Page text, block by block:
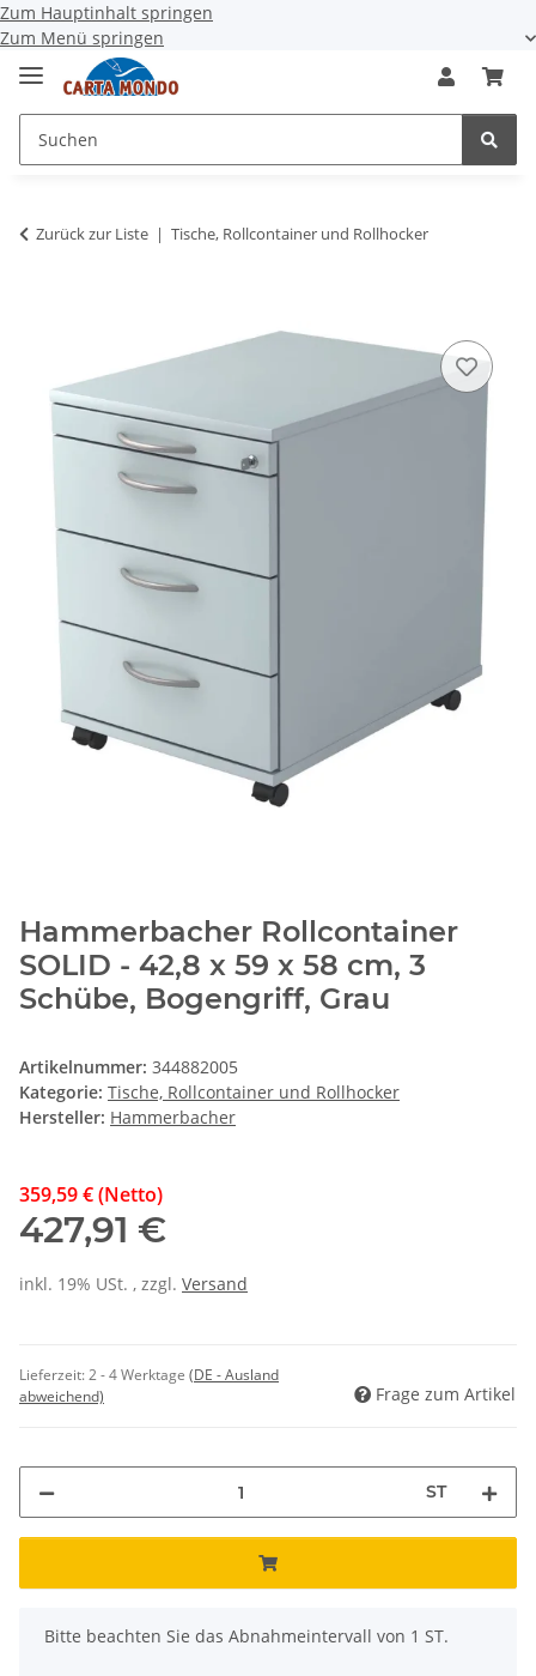
Zum Hauptinhalt springen
Zum Menü springen
Zurück zur Liste Tische, Rollcontainer und Rollhocker
Hammerbacher Rollcontainer
SOLID - 42,8 x 59 x 58 cm, 3
Schübe, Bogengriff, Grau
Artikelnummer: 344882005
Kategorie: Tische, Rollcontainer und Rollhocker
Hersteller: Hammerbacher
359,59 € (Netto)
427,91 €
inkl. 19% USt. , zzgl. Versand
Lieferzeit:2 - 4 Werktage (DE - Ausland
abweichend)
Frage zum Artikel
ST
x
Bitte beachten Sie das Abnahmeintervall von 1 ST.